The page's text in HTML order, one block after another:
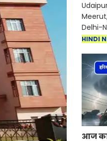
Delhi-
वाला है।
HINDI
आज का